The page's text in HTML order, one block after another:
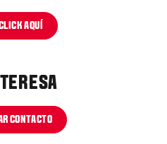
AQUÍ
CONTACTO